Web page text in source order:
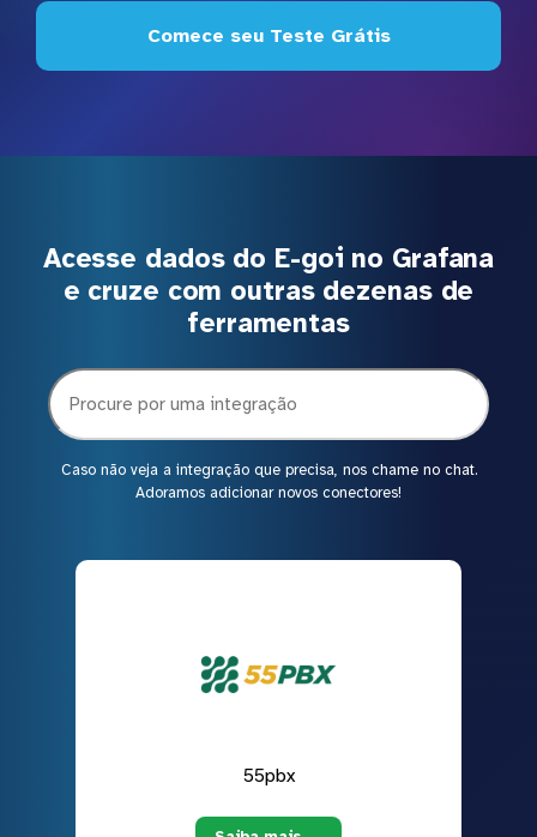
Comece seu Teste Grátis
Acesse dados do E-goi no Grafana
e cruze com outras dezenas de
ferramentas
Caso não veja a integração que precisa, nos chame no chat.
Adoramos adicionar novos conectores!
55pbx